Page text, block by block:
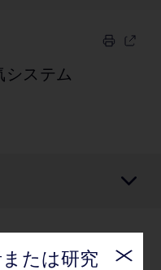
システム
たは研究